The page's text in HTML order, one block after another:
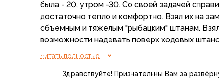
Мембранные носки
Неопреновые носки
Ремни брючные
Снаряжение
Палатки и тенты
была - 20, утром -30. Со своей задачей
достаточно тепло и комфортно. Взял их на
объемным и тяжелым "рыбацким" штанам.
возможности надевать поверх ходовых
наверное одно, что не самосбросы, но тогда
Читать полностью
Здравствуйте! Признательны Вам за